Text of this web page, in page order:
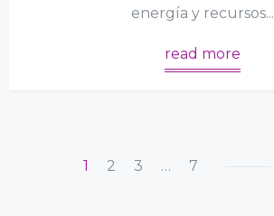
energía y recursos...
read more
1 2 3 … 7